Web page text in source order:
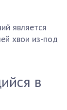
является
хвои из-под
в